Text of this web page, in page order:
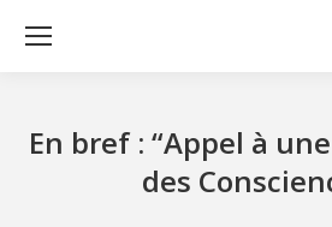
En bref : “Appel à
des